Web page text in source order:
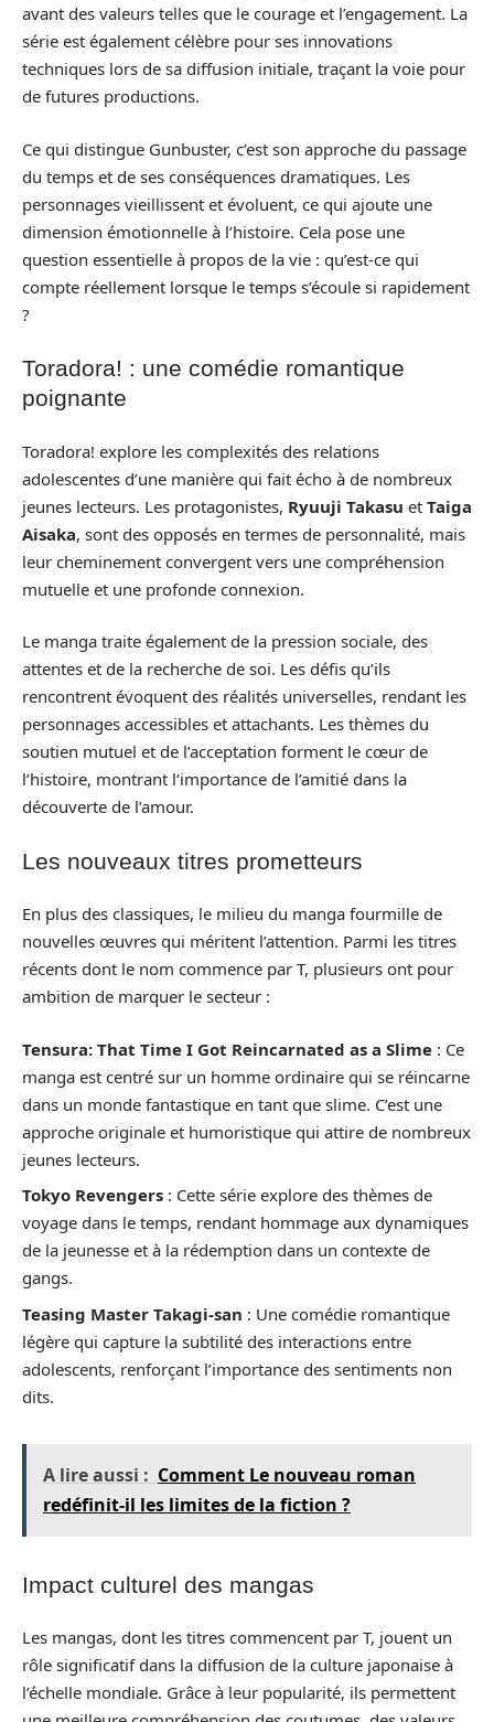
avant des valeurs telles que le courage et l’engagement. La
série est également célèbre pour ses innovations
techniques lors de sa diffusion initiale, traçant la voie pour
de futures productions.
Ce qui distingue Gunbuster, c’est son approche du passage
du temps et de ses conséquences dramatiques. Les
personnages vieillissent et évoluent, ce qui ajoute une
dimension émotionnelle à l’histoire. Cela pose une
question essentielle à propos de la vie : qu’est-ce qui
compte réellement lorsque le temps s’écoule si rapidement
?
Toradora! : une comédie romantique
poignante
Toradora! explore les complexités des relations
adolescentes d’une manière qui fait écho à de nombreux
jeunes lecteurs. Les protagonistes, Ryuuji Takasu et Taiga
Aisaka, sont des opposés en termes de personnalité, mais
leur cheminement convergent vers une compréhension
mutuelle et une profonde connexion.
Le manga traite également de la pression sociale, des
attentes et de la recherche de soi. Les défis qu’ils
rencontrent évoquent des réalités universelles, rendant les
personnages accessibles et attachants. Les thèmes du
soutien mutuel et de l’acceptation forment le cœur de
l’histoire, montrant l’importance de l’amitié dans la
découverte de l’amour.
Les nouveaux titres prometteurs
En plus des classiques, le milieu du manga fourmille de
nouvelles œuvres qui méritent l’attention. Parmi les titres
récents dont le nom commence par T, plusieurs ont pour
ambition de marquer le secteur :
Tensura: That Time I Got Reincarnated as a Slime : Ce
manga est centré sur un homme ordinaire qui se réincarne
dans un monde fantastique en tant que slime. C’est une
approche originale et humoristique qui attire de nombreux
jeunes lecteurs.
Tokyo Revengers : Cette série explore des thèmes de
voyage dans le temps, rendant hommage aux dynamiques
de la jeunesse et à la rédemption dans un contexte de
gangs.
Teasing Master Takagi-san : Une comédie romantique
légère qui capture la subtilité des interactions entre
adolescents, renforçant l’importance des sentiments non
dits.
A lire aussi : Comment Le nouveau roman
redéfinit-il les limites de la fiction ?
Impact culturel des mangas
Les mangas, dont les titres commencent par T, jouent un
rôle significatif dans la diffusion de la culture japonaise à
l’échelle mondiale. Grâce à leur popularité, ils permettent